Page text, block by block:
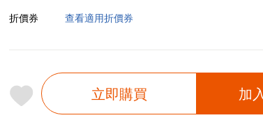
折價券
查看適用折價券
立即購買 加